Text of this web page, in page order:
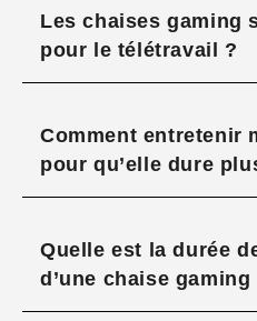
Les chaises gaming
pour le télétravail ?
Comment entretenir
pour qu’elle dure
Quelle est la durée
d’une chaise gaming